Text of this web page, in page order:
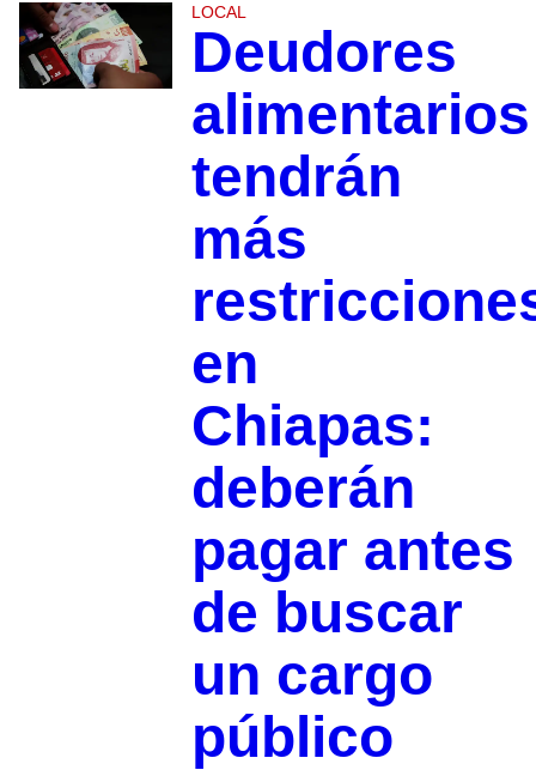
LOCAL
Deudores
alimentarios
tendrán
más
en
Chiapas:
deberán
pagar antes
de buscar
un cargo
público